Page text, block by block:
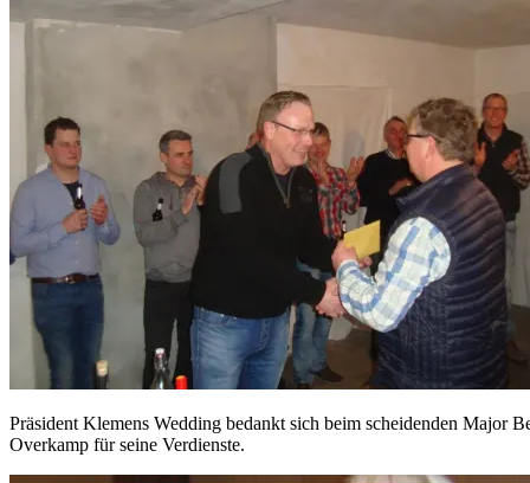
Präsident Klemens Wedding bedankt sich beim scheidenden Major
Overkamp für seine Verdienste.